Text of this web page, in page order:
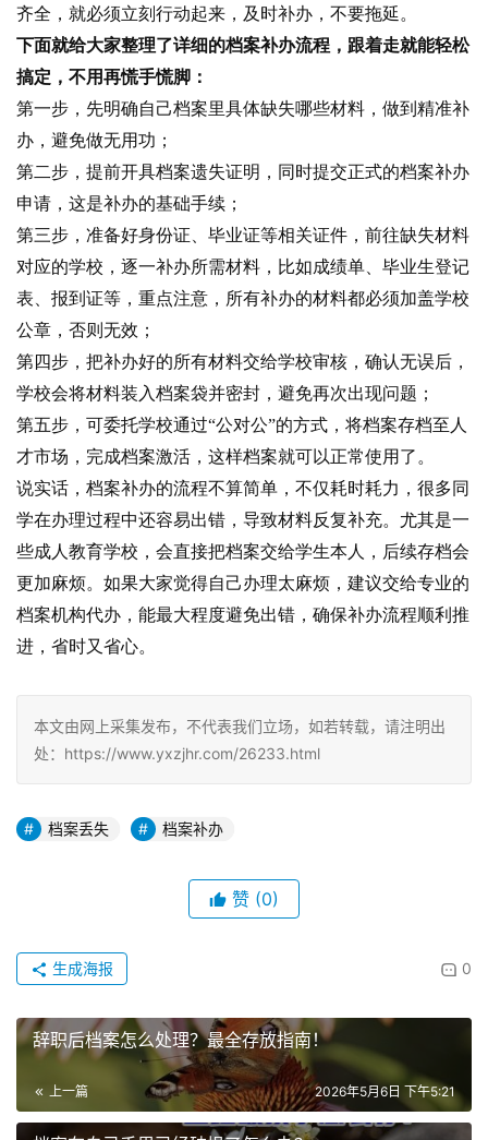
齐全，就必须立刻行动起来，及时补办，不要拖延。
下面就给大家整理了详细的档案补办流程，跟着走就能轻松
搞定，不用再慌手慌脚：
第一步，先明确自己档案里具体缺失哪些材料，做到精准补
办，避免做无用功；
第二步，提前开具档案遗失证明，同时提交正式的档案补办
申请，这是补办的基础手续；
第三步，准备好身份证、毕业证等相关证件，前往缺失材料
对应的学校，逐一补办所需材料，比如成绩单、毕业生登记
表、报到证等，重点注意，所有补办的材料都必须加盖学校
公章，否则无效；
第四步，把补办好的所有材料交给学校审核，确认无误后，
学校会将材料装入档案袋并密封，避免再次出现问题；
第五步，可委托学校通过“公对公”的方式，将档案存档至人
才市场，完成档案激活，这样档案就可以正常使用了。
说实话，档案补办的流程不算简单，不仅耗时耗力，很多同
学在办理过程中还容易出错，导致材料反复补充。尤其是一
些成人教育学校，会直接把档案交给学生本人，后续存档会
更加麻烦。如果大家觉得自己办理太麻烦，建议交给专业的
档案机构代办，能最大程度避免出错，确保补办流程顺利推
进，省时又省心。
本文由网上采集发布，不代表我们立场，如若转载，请注明出
处：https://www.yxzjhr.com/26233.html
档案丢失 档案补办
赞 (0)
0
生成海报
辞职后档案怎么处理？最全存放指南！
上一篇 2026年5月6日 下午5:21